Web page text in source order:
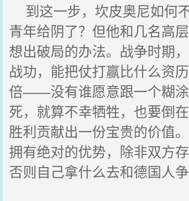
到这一步，坎皮奥尼如何
青年给阴了？但他和几名高
想出破局的办法。战争时期
战功，能把仗打赢比什么资
倍――没有谁愿意跟一个糊
死，就算不幸牺牲，也要倒
胜利贡献出一份宝贵的价值
拥有绝对的优势，除非双方
否则自己拿什么去和德国人争